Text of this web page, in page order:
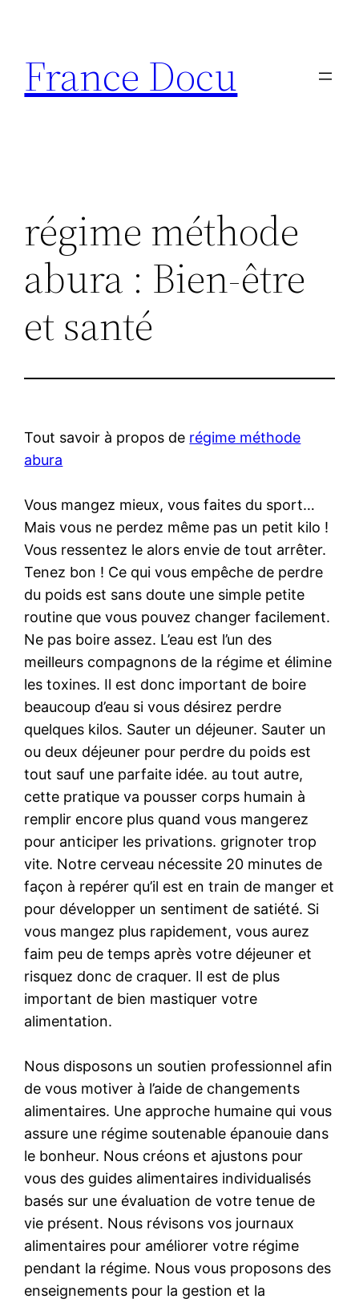
contenu
France Docu
régime méthode
abura : Bien-être
et santé
Tout savoir à propos de régime méthode
abura
Vous mangez mieux, vous faites du sport…
Mais vous ne perdez même pas un petit kilo !
Vous ressentez le alors envie de tout arrêter.
Tenez bon ! Ce qui vous empêche de perdre
du poids est sans doute une simple petite
routine que vous pouvez changer facilement.
Ne pas boire assez. L’eau est l’un des
meilleurs compagnons de la régime et élimine
les toxines. Il est donc important de boire
beaucoup d’eau si vous désirez perdre
quelques kilos. Sauter un déjeuner. Sauter un
ou deux déjeuner pour perdre du poids est
tout sauf une parfaite idée. au tout autre,
cette pratique va pousser corps humain à
remplir encore plus quand vous mangerez
pour anticiper les privations. grignoter trop
vite. Notre cerveau nécessite 20 minutes de
façon à repérer qu’il est en train de manger et
pour développer un sentiment de satiété. Si
vous mangez plus rapidement, vous aurez
faim peu de temps après votre déjeuner et
risquez donc de craquer. Il est de plus
important de bien mastiquer votre
alimentation.
Nous disposons un soutien professionnel afin
de vous motiver à l’aide de changements
alimentaires. Une approche humaine qui vous
assure une régime soutenable épanouie dans
le bonheur. Nous créons et ajustons pour
vous des guides alimentaires individualisés
basés sur une évaluation de votre tenue de
vie présent. Nous révisons vos journaux
alimentaires pour améliorer votre régime
pendant la régime. Nous vous proposons des
enseignements pour la gestion et la